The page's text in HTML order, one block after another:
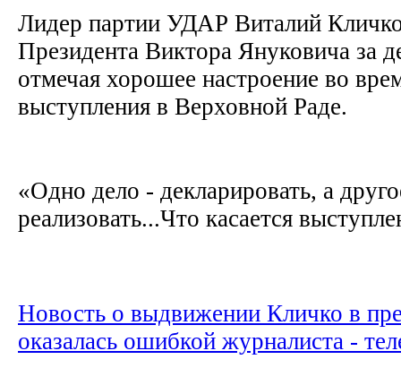
Лидер партии УДАР Виталий
Президента Виктора Януковича за
отмечая хорошее настроение во
выступления в Верховной Раде.
«Одно дело - декларировать, а
реализовать...Что касается
Новость о выдвижении Кличко в
оказалась ошибкой журналиста -